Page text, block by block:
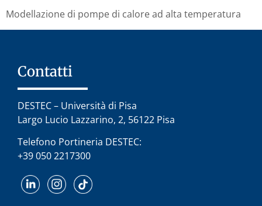
Modellazione di pompe di calore ad alta temperatura
Contatti
DESTEC – Università di Pisa
Largo Lucio Lazzarino, 2, 56122 Pisa
Telefono Portineria DESTEC:
+39 050 2217300